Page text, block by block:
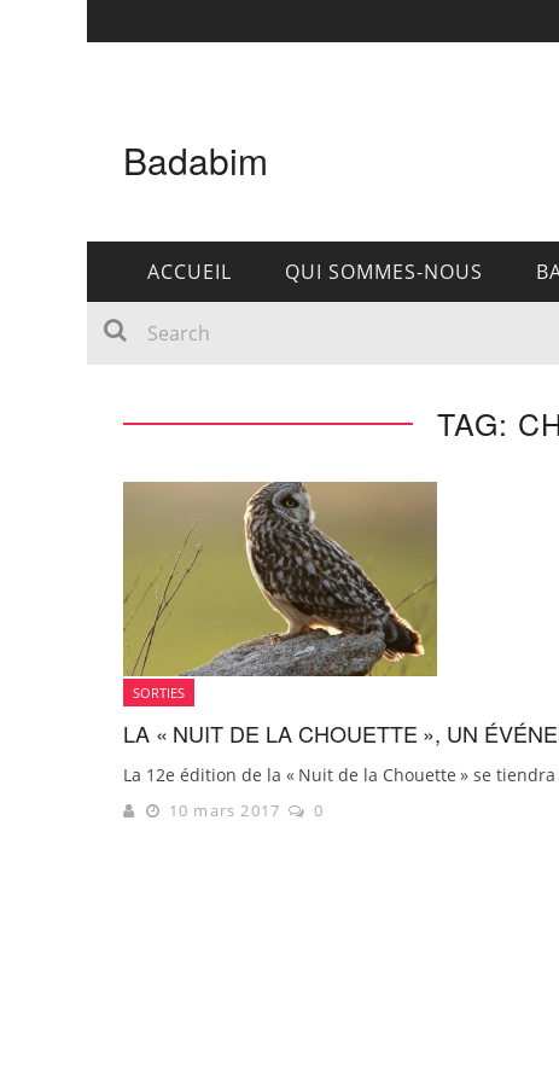
Badabim
ACCUEIL QUI SOMMES-NOUS
TAG:
SORTIES
LA « NUIT DE LA CHOUETTE », UN
La 12e édition de la « Nuit de la Chouette » se
10 mars 2017 0